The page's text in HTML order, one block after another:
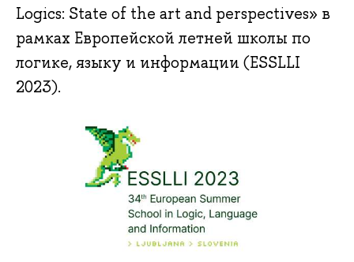
Logics: State of the art and perspectives» в
рамках Европейской летней школы по
логике, языку и информации (ESSLLI
2023).